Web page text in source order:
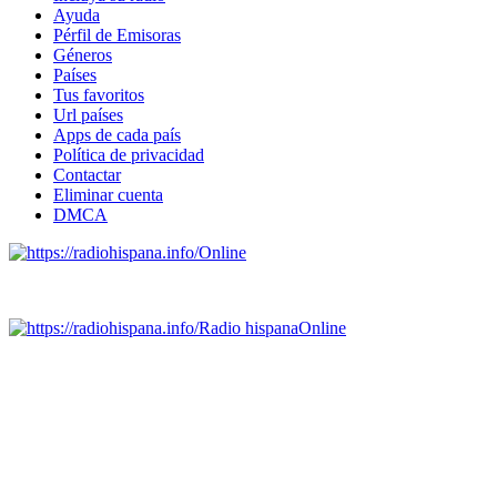
Ayuda
Pérfil de Emisoras
Géneros
Países
Tus favoritos
Url países
Apps de cada país
Política de privacidad
Contactar
Eliminar cuenta
DMCA
Online
Radio hispanaOnline